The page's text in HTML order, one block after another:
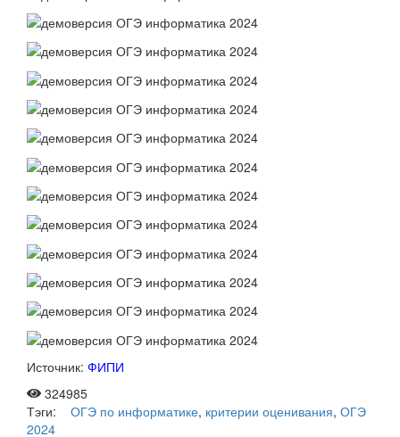
Источник: ФИПИ
324985
Тэги:
ОГЭ по информатике, критерии оценивания, ОГЭ
2024